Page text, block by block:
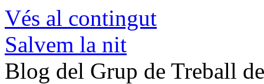
Vés al contingut
Salvem la nit
Blog del Grup de Treball